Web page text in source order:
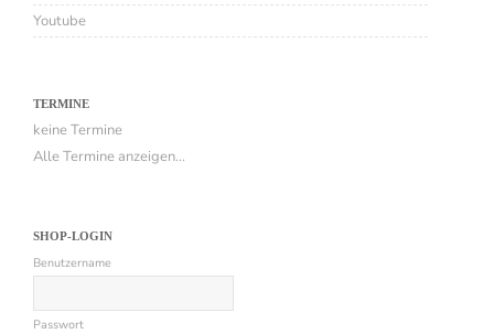
Youtube
TERMINE
keine Termine
Alle Termine anzeigen...
SHOP-LOGIN
Benutzername
Passwort